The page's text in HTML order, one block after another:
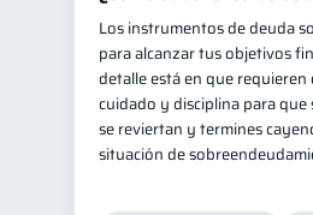
Los instrumentos de deuda
para alcanzar tus objetivos
detalle está en que
cuidado y disciplina para que
se reviertan y termines
situación de